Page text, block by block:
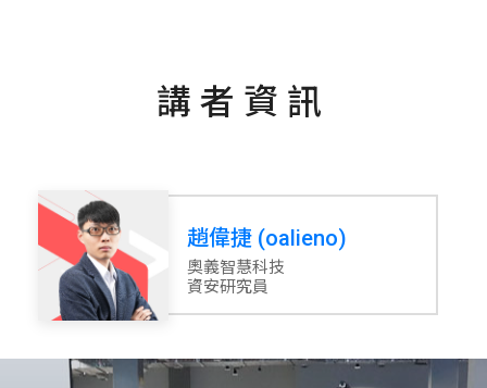
講者資訊
趙偉捷 (oalieno)
奧義智慧科技
資安研究員